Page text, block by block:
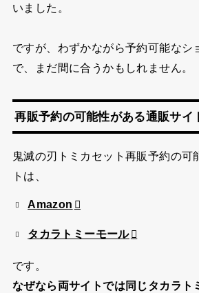
いました。
ですが、わずかながら予約可能なシ
で、まだ間に合 うかもしれません。
再販予約の可能性がある通販サイ
鬼滅の刃トミカセット再販予約の可
トは、
Amazon
タカラトミーモール
です。
なぜなら両サイトでは同じタカラト